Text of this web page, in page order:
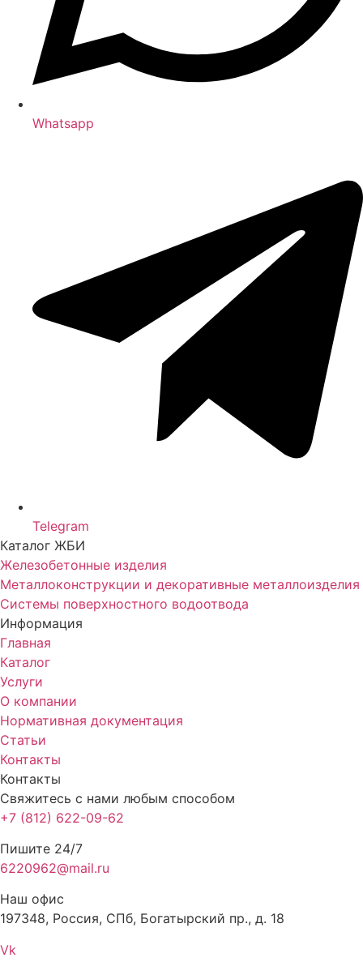
Whatsapp
Telegram
Каталог ЖБИ
Железобетонные изделия
Металлоконструкции и декоративные металлоизделия
Системы поверхностного водоотвода
Информация
Главная
Каталог
Услуги
О компании
Нормативная документация
Статьи
Контакты
Контакты
Свяжитесь с нами любым способом
+7 (812) 622-09-62
Пишите 24/7
6220962@mail.ru
Наш офис
197348, Россия, СПб, Богатырский пр., д. 18
Vk